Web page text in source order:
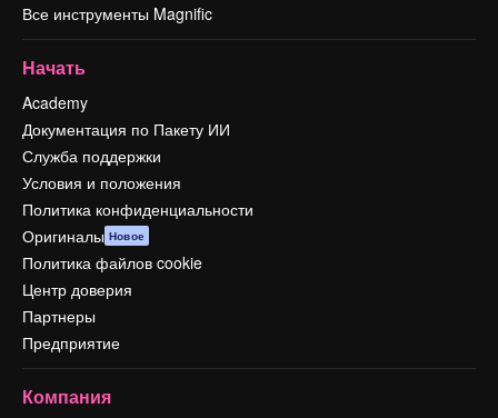
Все инструменты Magnific
Начать
Academy
Документация по Пакету ИИ
Служба поддержки
Условия и положения
Политика конфиденциальности
Оригиналы Новое
Политика файлов cookie
Центр доверия
Партнеры
Предприятие
Компания